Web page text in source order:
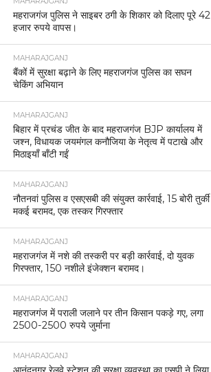
महराजगंज पुलिस ने साइबर ठगी के शिकार को दिलाए पूरे 42
हजार रुपये वापस।
MAHARAJGANJ
बैंकों में सुरक्षा बढ़ाने के लिए महराजगंज पुलिस का सघन
चेकिंग अभियान
MAHARAJGANJ
बिहार में प्रचंड जीत के बाद महराजगंज BJP कार्यालय में
जश्न, विधायक जयमंगल कनौजिया के नेतृत्व में पटाखे और
मिठाइयाँ बाँटी गईं
MAHARAJGANJ
नौतनवां पुलिस व एसएसबी की संयुक्त कार्रवाई, 15 बोरी तुर्की
मकई बरामद, एक तस्कर गिरफ्तार
MAHARAJGANJ
महराजगंज में नशे की तस्करी पर बड़ी कार्रवाई, दो युवक
गिरफ्तार, 150 नशीले इंजेक्शन बरामद।
MAHARAJGANJ
महराजगंज में पराली जलाने पर तीन किसान पकड़े गए, लगा
2500-2500 रुपये जुर्माना
MAHARAJGANJ